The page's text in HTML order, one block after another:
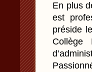
En plus
est
préside
Collège